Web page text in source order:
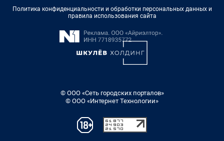
Политика конфиденциальности и обработки персональных данных и
правила использования сайта
© ООО «Сеть городских порталов»
© ООО «Интернет Технологии»